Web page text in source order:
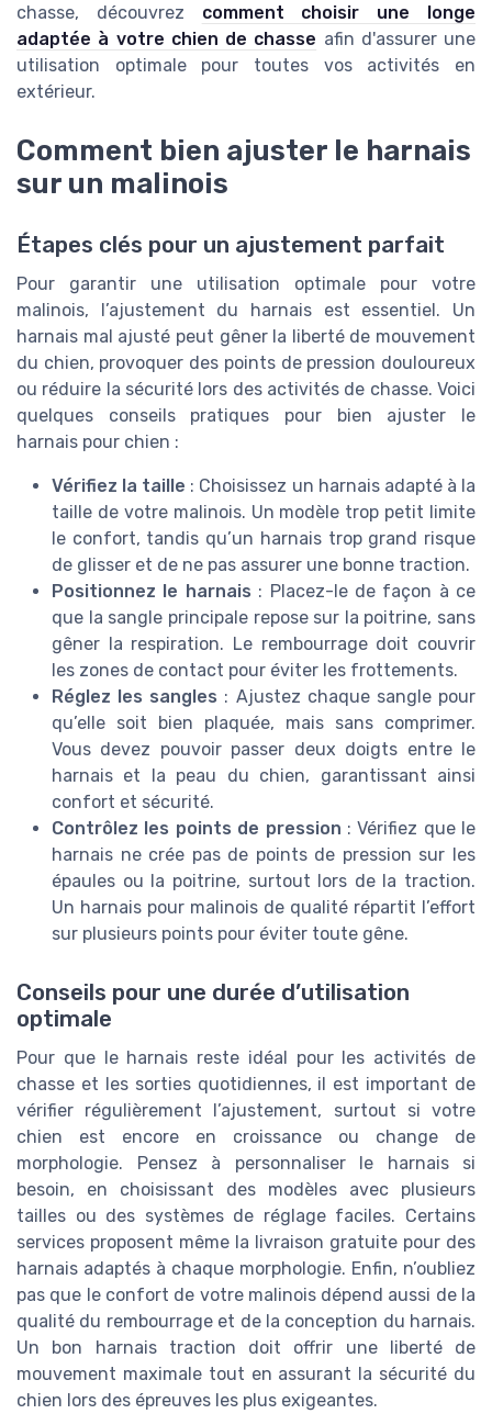
chasse, découvrez comment choisir une longe
adaptée à votre chien de chasse afin d'assurer une
utilisation optimale pour toutes vos activités en
extérieur.
Comment bien ajuster le harnais
sur un malinois
Étapes clés pour un ajustement parfait
Pour garantir une utilisation optimale pour votre
malinois, l’ajustement du harnais est essentiel. Un
harnais mal ajusté peut gêner la liberté de mouvement
du chien, provoquer des points de pression douloureux
ou réduire la sécurité lors des activités de chasse. Voici
quelques conseils pratiques pour bien ajuster le
harnais pour chien :
Vérifiez la taille : Choisissez un harnais adapté à la
taille de votre malinois. Un modèle trop petit limite
le confort, tandis qu’un harnais trop grand risque
de glisser et de ne pas assurer une bonne traction.
Positionnez le harnais : Placez-le de façon à ce
que la sangle principale repose sur la poitrine, sans
gêner la respiration. Le rembourrage doit couvrir
les zones de contact pour éviter les frottements.
Réglez les sangles : Ajustez chaque sangle pour
qu’elle soit bien plaquée, mais sans comprimer.
Vous devez pouvoir passer deux doigts entre le
harnais et la peau du chien, garantissant ainsi
confort et sécurité.
Contrôlez les points de pression : Vérifiez que le
harnais ne crée pas de points de pression sur les
épaules ou la poitrine, surtout lors de la traction.
Un harnais pour malinois de qualité répartit l’effort
sur plusieurs points pour éviter toute gêne.
Conseils pour une durée d’utilisation
optimale
Pour que le harnais reste idéal pour les activités de
chasse et les sorties quotidiennes, il est important de
vérifier régulièrement l’ajustement, surtout si votre
chien est encore en croissance ou change de
morphologie. Pensez à personnaliser le harnais si
besoin, en choisissant des modèles avec plusieurs
tailles ou des systèmes de réglage faciles. Certains
services proposent même la livraison gratuite pour des
harnais adaptés à chaque morphologie. Enfin, n’oubliez
pas que le confort de votre malinois dépend aussi de la
qualité du rembourrage et de la conception du harnais.
Un bon harnais traction doit offrir une liberté de
mouvement maximale tout en assurant la sécurité du
chien lors des épreuves les plus exigeantes.